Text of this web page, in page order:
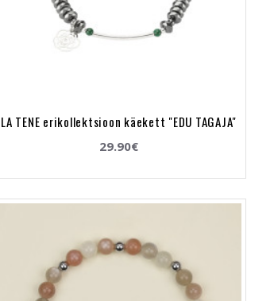
LA TENE erikollektsioon käekett "EDU TAGAJA"
29.90€